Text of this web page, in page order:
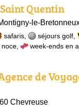
Quentin
le-
safaris séjours golf
noce week-ends en
de
Chevreuse